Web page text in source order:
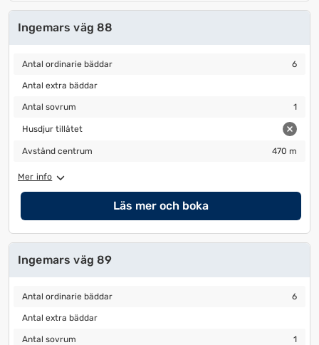
Ingemars väg 88
Antal ordinarie bäddar
Antal ordinarie bäddar 6
Antal extra bäddar
Antal extra bäddar
Antal sovrum
Antal sovrum 1
Husdjur tillåtet
Husdjur tillåtet
Avstånd centrum
Avstånd centrum 470 m
Mer info
Läs mer och boka
Ingemars väg 89
Antal ordinarie bäddar
Antal ordinarie bäddar 6
Antal extra bäddar
Antal extra bäddar
Antal sovrum
Antal sovrum 1